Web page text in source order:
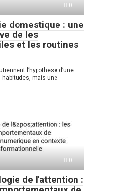
0
domestique : une
de les
et les routines
l’hypothese d’une
habitudes, mais une
0
de l'attention :